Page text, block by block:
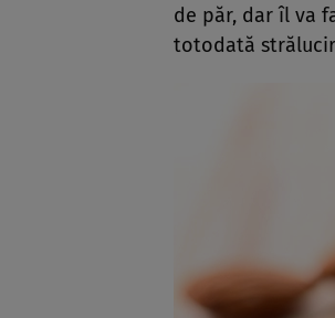
de păr, dar îl va
totodată